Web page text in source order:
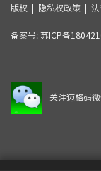
版权 隐私权政策 法
备案号: 苏ICP备
关注迈格码微